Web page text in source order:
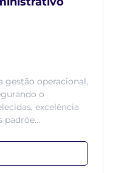
gestão operacional,
o
excelência
padrõe...